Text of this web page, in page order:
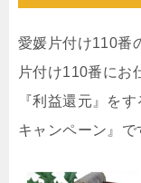
愛媛片付け110番
片付け110番にお
『利益還元』を
キャンペーン』で